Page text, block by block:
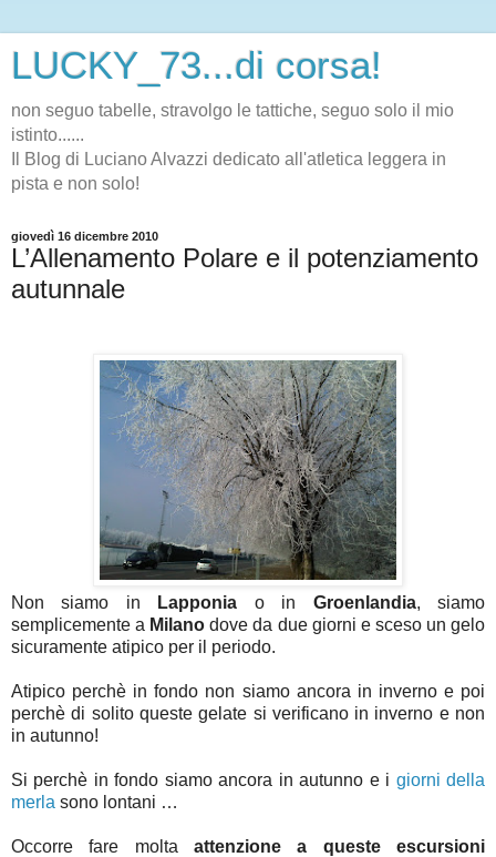
LUCKY_73...di corsa!
non seguo tabelle, stravolgo le tattiche, seguo solo il mio
istinto......
Il Blog di Luciano Alvazzi dedicato all'atletica leggera in
pista e non solo!
giovedì 16 dicembre 2010
L’Allenamento Polare e il potenziamento
autunnale
Non siamo in Lapponia o in Groenlandia, siamo
semplicemente a Milano dove da due giorni e sceso un gelo
sicuramente atipico per il periodo.
Atipico perchè in fondo non siamo ancora in inverno e poi
perchè di solito queste gelate si verificano in inverno e non
in autunno!
Si perchè in fondo siamo ancora in autunno e i giorni della
merla sono lontani …
Occorre fare molta attenzione a queste escursioni